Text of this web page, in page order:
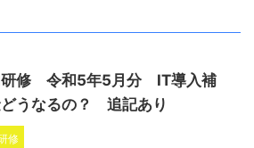
研修 令和5年5月分 IT導入補
うなるの？ 追記あり
修